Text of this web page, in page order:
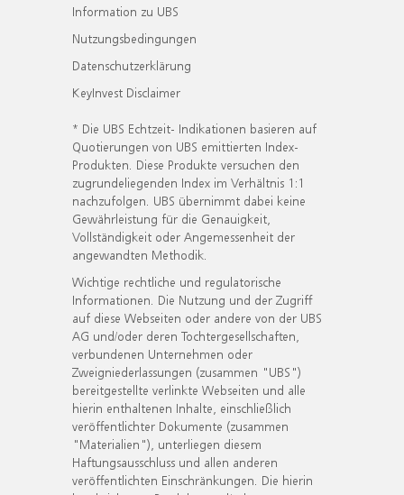
Information zu UBS
Nutzungsbedingungen
Datenschutzerklärung
KeyInvest Disclaimer
* Die UBS Echtzeit- Indikationen basieren auf
Quotierungen von UBS emittierten Index-
Produkten. Diese Produkte versuchen den
zugrundeliegenden Index im Verhältnis 1:1
nachzufolgen. UBS übernimmt dabei keine
Gewährleistung für die Genauigkeit,
Vollständigkeit oder Angemessenheit der
angewandten Methodik.
Wichtige rechtliche und regulatorische
Informationen. Die Nutzung und der Zugriff
auf diese Webseiten oder andere von der UBS
AG und/oder deren Tochtergesellschaften,
verbundenen Unternehmen oder
Zweigniederlassungen (zusammen "UBS")
bereitgestellte verlinkte Webseiten und alle
hierin enthaltenen Inhalte, einschließlich
veröffentlichter Dokumente (zusammen
"Materialien"), unterliegen diesem
Haftungsausschluss und allen anderen
veröffentlichten Einschränkungen. Die hierin